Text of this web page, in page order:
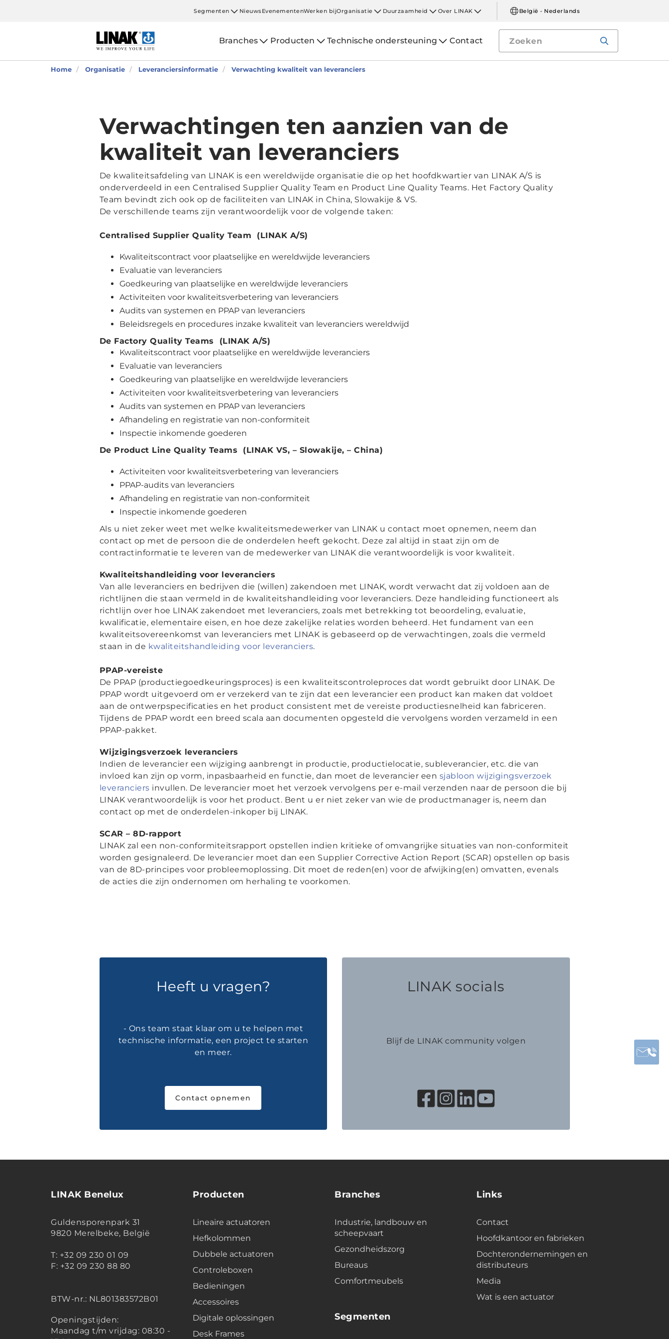
Segmenten NieuwsEvenementenWerken bijOrganisatie Duurzaamheid Over LINAK België - Nederlands
Branches Producten Technische ondersteuning Contact
Home Organisatie Leveranciersinformatie Verwachting kwaliteit van leveranciers
Verwachtingen ten aanzien van de
kwaliteit van leveranciers
De kwaliteitsafdeling van LINAK is een wereldwijde organisatie die op het hoofdkwartier van LINAK A/S is
onderverdeeld in een Centralised Supplier Quality Team en Product Line Quality Teams. Het Factory Quality
Team bevindt zich ook op de faciliteiten van LINAK in China, Slowakije & VS.
De verschillende teams zijn verantwoordelijk voor de volgende taken:
Centralised Supplier Quality Team (LINAK A/S)
Kwaliteitscontract voor plaatselijke en wereldwijde leveranciers
Evaluatie van leveranciers
Goedkeuring van plaatselijke en wereldwijde leveranciers
Activiteiten voor kwaliteitsverbetering van leveranciers
Audits van systemen en PPAP van leveranciers
Beleidsregels en procedures inzake kwaliteit van leveranciers wereldwijd
De Factory Quality Teams (LINAK A/S)
Kwaliteitscontract voor plaatselijke en wereldwijde leveranciers
Evaluatie van leveranciers
Goedkeuring van plaatselijke en wereldwijde leveranciers
Activiteiten voor kwaliteitsverbetering van leveranciers
Audits van systemen en PPAP van leveranciers
Afhandeling en registratie van non-conformiteit
Inspectie inkomende goederen
De Product Line Quality Teams (LINAK VS, – Slowakije, – China)
Activiteiten voor kwaliteitsverbetering van leveranciers
PPAP-audits van leveranciers
Afhandeling en registratie van non-conformiteit
Inspectie inkomende goederen
Als u niet zeker weet met welke kwaliteitsmedewerker van LINAK u contact moet opnemen, neem dan
contact op met de persoon die de onderdelen heeft gekocht. Deze zal altijd in staat zijn om de
contractinformatie te leveren van de medewerker van LINAK die verantwoordelijk is voor kwaliteit.
Kwaliteitshandleiding voor leveranciers
Van alle leveranciers en bedrijven die (willen) zakendoen met LINAK, wordt verwacht dat zij voldoen aan de
richtlijnen die staan vermeld in de kwaliteitshandleiding voor leveranciers. Deze handleiding functioneert als
richtlijn over hoe LINAK zakendoet met leveranciers, zoals met betrekking tot beoordeling, evaluatie,
kwalificatie, elementaire eisen, en hoe deze zakelijke relaties worden beheerd. Het fundament van een
kwaliteitsovereenkomst van leveranciers met LINAK is gebaseerd op de verwachtingen, zoals die vermeld
staan in de kwaliteitshandleiding voor leveranciers.
PPAP-vereiste
De PPAP (productiegoedkeuringsproces) is een kwaliteitscontroleproces dat wordt gebruikt door LINAK. De
PPAP wordt uitgevoerd om er verzekerd van te zijn dat een leverancier een product kan maken dat voldoet
aan de ontwerpspecificaties en het product consistent met de vereiste productiesnelheid kan fabriceren.
Tijdens de PPAP wordt een breed scala aan documenten opgesteld die vervolgens worden verzameld in een
PPAP-pakket.
Wijzigingsverzoek leveranciers
Indien de leverancier een wijziging aanbrengt in productie, productielocatie, subleverancier, etc. die van
invloed kan zijn op vorm, inpasbaarheid en functie, dan moet de leverancier een sjabloon wijzigingsverzoek
leveranciers invullen. De leverancier moet het verzoek vervolgens per e-mail verzenden naar de persoon die bij
LINAK verantwoordelijk is voor het product. Bent u er niet zeker van wie de productmanager is, neem dan
contact op met de onderdelen-inkoper bij LINAK.
SCAR – 8D-rapport
LINAK zal een non-conformiteitsrapport opstellen indien kritieke of omvangrijke situaties van non-conformiteit
worden gesignaleerd. De leverancier moet dan een Supplier Corrective Action Report (SCAR) opstellen op basis
van de 8D-principes voor probleemoplossing. Dit moet de reden(en) voor de afwijking(en) omvatten, evenals
de acties die zijn ondernomen om herhaling te voorkomen.
Heeft u vragen?
- Ons team staat klaar om u te helpen met
technische informatie, een project te starten
en meer.
Contact opnemen
LINAK socials
Blijf de LINAK community volgen
LINAK Benelux
Guldensporenpark 31
9820 Merelbeke, België
T: +32 09 230 01 09
F: +32 09 230 88 80
BTW-nr.: NL801383572B01
Openingstijden:
Maandag t/m vrijdag: 08:30 -
Producten
Lineaire actuatoren
Hefkolommen
Dubbele actuatoren
Controleboxen
Bedieningen
Accessoires
Digitale oplossingen
Desk Frames
Branches
Industrie, landbouw en
scheepvaart
Gezondheidszorg
Bureaus
Comfortmeubels
Segmenten
Links
Contact
Hoofdkantoor en fabrieken
Dochterondernemingen en
distributeurs
Media
Wat is een actuator